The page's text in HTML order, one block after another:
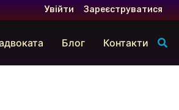
Увійти Зареєструватися
Блог Контакти